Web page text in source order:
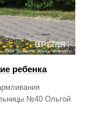
ребенка
№40 Ольгой